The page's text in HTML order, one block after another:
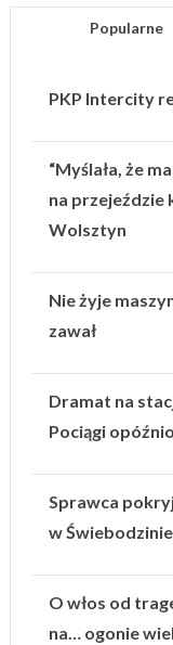
Popularne
PKP Intercity
“Myślała, że
na przejeździe
Wolsztyn
Nie żyje
zawał
Dramat na
Pociągi
Sprawca
w Świebodzinie
O włos od
na… ogonie